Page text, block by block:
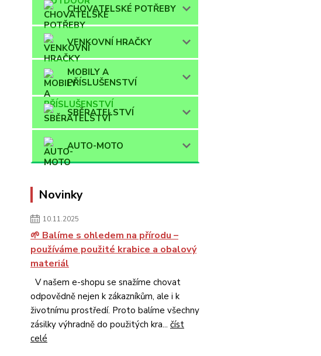
CHOVATELSKÉ POTŘEBY
VENKOVNÍ HRAČKY
MOBILY A
PŘÍSLUŠENSTVÍ
SBĚRATELSTVÍ
AUTO-MOTO
Novinky
10.11.2025
🌱 Balíme s ohledem na přírodu –
používáme použité krabice a obalový
materiál
V našem e-shopu se snažíme chovat
odpovědně nejen k zákazníkům, ale i k
životnímu prostředí. Proto balíme všechny
zásilky výhradně do použitých kra... číst
celé